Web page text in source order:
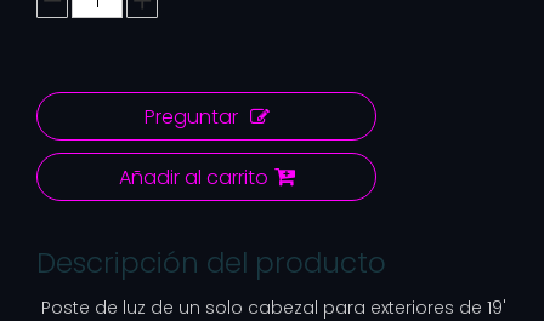
Preguntar
Añadir al carrito
Descripción del producto
Poste de luz de un solo cabezal para exteriores de 19'